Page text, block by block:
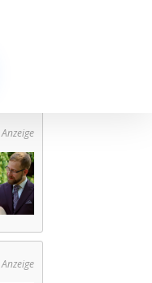
Anzeige
Anzeige